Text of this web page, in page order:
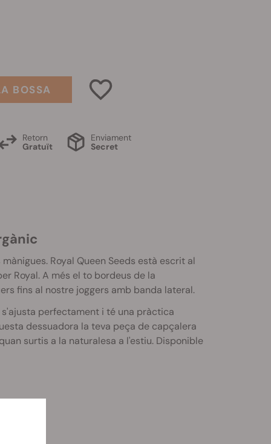
BOSSA
Retorn
Gratuït
Enviament
Secret
Royal Queen Seeds està escrit al
Royal. A més el to bordeus de la
fins al nostre joggers amb banda lateral.
perfectament i té una pràctica
dessuadora la teva peça de capçalera
surtis a la naturalesa a l'estiu. Disponible